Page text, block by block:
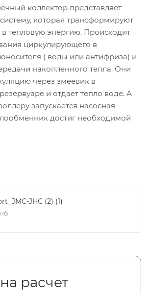
коллектор представляет
которая трансформируют
тепловую энергию. Происходит
циркулирующего в
( воды или антифриза) и
накопленного тепла. Они
через змеевик в
и отдает тепло воде. А
запускается насосная
достиг необходимой
JHC (2) (1)
расчет